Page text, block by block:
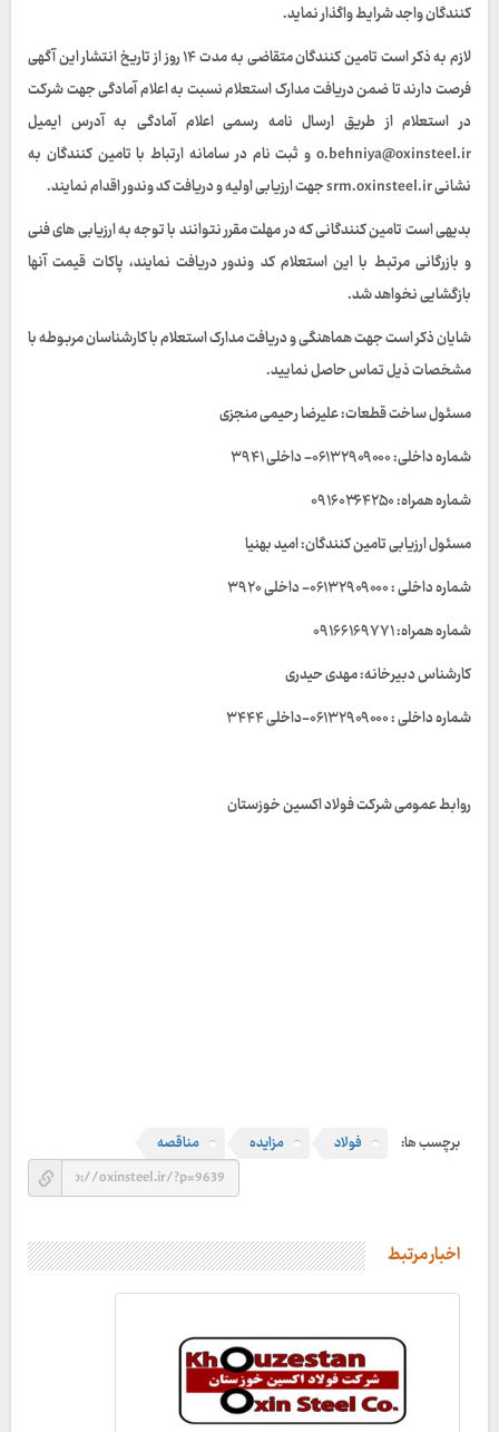
کنندگان واجد شرایط واگذار نماید.
لازم به ذکر است تامین کنندگان متقاضی به مدت ۱۴ روز از تاریخ انتشار این آگهی
فرصت دارند تا ضمن دریافت مدارک استعلام نسبت به اعلام آمادگی جهت شرکت
در استعلام از طریق ارسال نامه رسمی اعلام آمادگی به آدرس ایمیل
o.behniya@oxinsteel.ir و ثبت نام در سامانه ارتباط با تامین کنندگان به
نشانی srm.oxinsteel.ir جهت ارزیابی اولیه و دریافت کد وندور اقدام نمایند.
بدیهی است تامین کنندگانی که در مهلت مقرر نتوانند با توجه به ارزیابی های فنی
و بازرگانی مرتبط با این استعلام کد وندور دریافت نمایند، پاکات قیمت آنها
بازگشایی نخواهد شد.
شایان ذکر است جهت هماهنگی و دریافت مدارک استعلام با کارشناسان مربوطه با
مشخصات ذیل تماس حاصل نمایید.
مسئول ساخت قطعات: علیرضا رحیمی منجزی
شماره داخلی: ۰۶۱۳۲۹۰۹۰۰۰- داخلی ۳۹۴۱
شماره همراه: ۰۹۱۶۰۳۶۴۲۵۰
مسئول ارزیابی تامین کنندگان: امید بهنیا
شماره داخلی : ۰۶۱۳۲۹۰۹۰۰۰- داخلی ۳۹۲۰
شماره همراه: ۰۹۱۶۶۱۶۹۷۷۱
کارشناس دبیرخانه: مهدی حیدری
شماره داخلی : ۰۶۱۳۲۹۰۹۰۰۰-داخلی ۳۴۴۴
روابط عمومی شرکت فولاد اکسین خوزستان
برچسب ها: فولاد مزایده مناقصه
اخبار مرتبط